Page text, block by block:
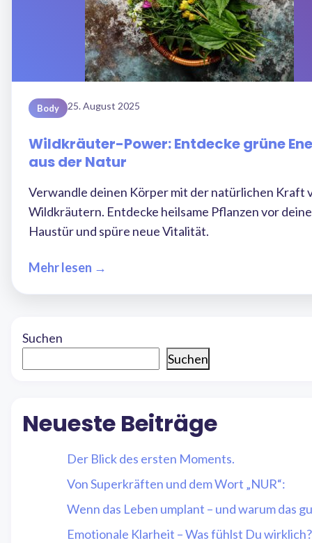
Body 25. August 2025
Wildkräuter-Power: Entdecke grüne
aus der Natur
Verwandle deinen Körper mit der natürlichen Kraft
Wildkräutern. Entdecke heilsame Pflanzen vor
Haustür und spüre neue Vitalität.
Mehr lesen →
Suchen
Suchen
Neueste Beiträge
Der Blick des ersten Moments.
Von Superkräften und dem Wort „NUR“:
Wenn das Leben umplant – und warum das
Emotionale Klarheit – Was fühlst Du wirklich?